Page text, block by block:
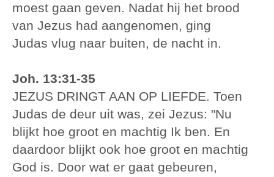
moest gaan geven. Nadat hij het brood
van Jezus had aangenomen, ging
Judas vlug naar buiten, de nacht in.
Joh. 13:31-35
JEZUS DRINGT AAN OP LIEFDE. Toen
Judas de deur uit was, zei Jezus: "Nu
blijkt hoe groot en machtig Ik ben. En
daardoor blijkt ook hoe groot en machtig
God is. Door wat er gaat gebeuren,